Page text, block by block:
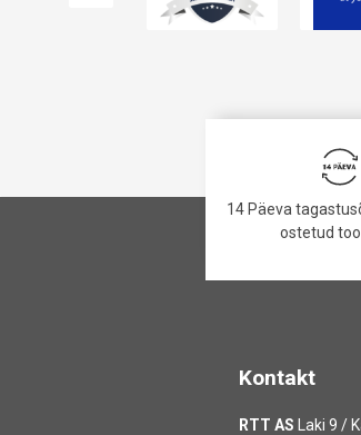
14 Päeva
ostetud
Kontakt
RTT AS Laki 9 /